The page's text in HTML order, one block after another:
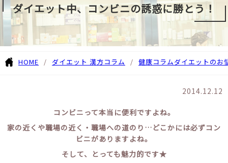
ダイエット中、コンビニの誘惑に勝とう！
HOME ダイエット 漢方コラム 健康コラムダイエットのお
2014.12.12
コンビニって本当に便利ですよね。
家の近くや職場の近く・職場への道のり…どこかには必ずコン
ビニがありますよね。
そして、とっても魅力的です★